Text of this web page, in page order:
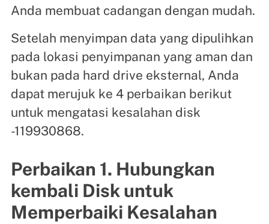
Anda membuat cadangan dengan mudah.
Setelah menyimpan data yang dipulihkan
pada lokasi penyimpanan yang aman dan
bukan pada hard drive eksternal, Anda
dapat merujuk ke 4 perbaikan berikut
untuk mengatasi kesalahan disk
-119930868.
Perbaikan 1. Hubungkan
kembali Disk untuk
Memperbaiki Kesalahan